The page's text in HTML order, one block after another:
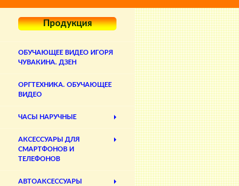
Продукция
ОБУЧАЮЩЕЕ ВИДЕО ИГОРЯ
ЧУВАКИНА. ДЗЕН
ОРГТЕХНИКА. ОБУЧАЮЩЕЕ
ВИДЕО
ЧАСЫ НАРУЧНЫЕ
АКСЕССУАРЫ ДЛЯ
СМАРТФОНОВ И
ТЕЛЕФОНОВ
АВТОАКСЕССУАРЫ